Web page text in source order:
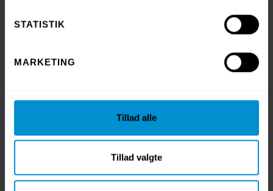
STATISTIK
MARKETING
Tillad alle
Tillad valgte
Certifieringen är ett viktigt steg i vårt arbete med mer
Att erhålla svanenmärkning för upcy-produkter har
härstammar från tidigare certifierade textilier och att de
nya produkterna uppfyller dokumenterade krav på
hållbarhet och slitstyrka.